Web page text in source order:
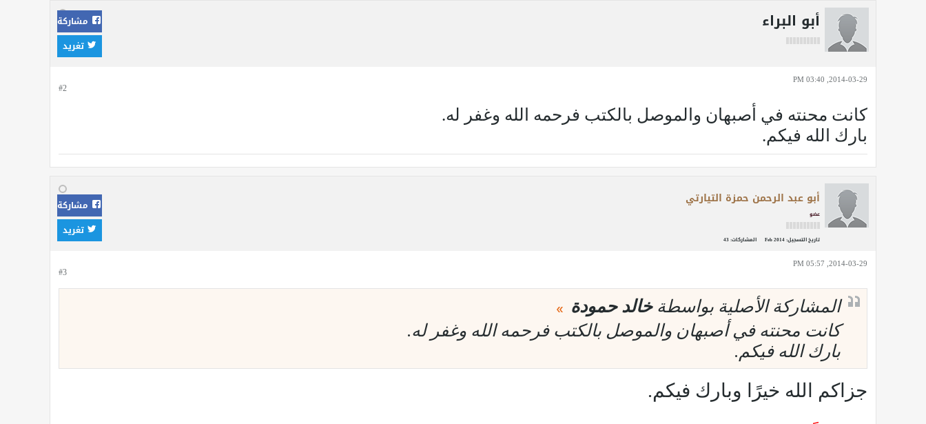
أبو البراء
مشاركة
تغريد
#2
2014-03-29, 03:40 PM
كانت محنته في أصبهان والموصل بالكتب فرحمه الله وغفر له.
بارك الله فيكم.
أبو عبد الرحمن حمزة التيارتي
عضو
تاريخ التسجيل:Feb 2014 المشاركات:43
مشاركة
تغريد
#3
2014-03-29, 05:57 PM
المشاركة الأصلية بواسطةخالد حمودة
كانت محنته في أصبهان والموصل بالكتب فرحمه الله وغفر له.
بارك الله فيكم.
جزاكم الله خيرًا وبارك فيكم.